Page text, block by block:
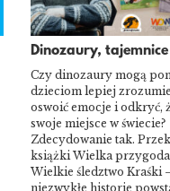
Dinozaury,
Czy dinozaury mogą
dzieciom lepiej
oswoić emocje i odkryć,
swoje miejsce w świecie?
Zdecydowanie tak.
książki Wielka
Wielkie śledztwo Kraśki
niezwykłe historie